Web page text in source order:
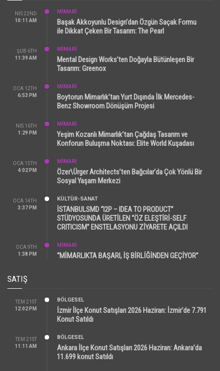
NIS 22ND
10:11 AM
MİMARİ
Başak Akkoyunlu Design’dan Özgün Saçak Formu
ile Dikkat Çeken Bir Tasarım: The Pearl
ŞUB 6TH
11:39 AM
MİMARİ
Mental Design Works’ten Doğayla Bütünleşen Bir
Tasarım: Greenox
OCA 12TH
6:53 PM
MİMARİ
Boytorun Mimarlık’tan Yurt Dışında İlk Mercedes-
Benz Showroom Dönüşüm Projesi
NIS 16TH
1:29 PM
MİMARİ
Yeşim Kozanlı Mimarlık’tan Çağdaş Tasarım ve
Konforun Buluşma Noktası: Elite World Kuşadası
OCA 15TH
4:02 PM
MİMARİ
Özer\Ürger Architects’ten Bağcılar’da Çok Yönlü Bir
Sosyal Yaşam Merkezi
OCA 14TH
3:37 PM
KÜLTÜR-SANAT
İSTANBULSMD “I2P – IDEA TO PRODUCT”
STÜDYOSUNDA ÜRETİLEN “ÖZ ELEŞTİRİ-SELF
CRITICISM” ENSTELASYONU ZİYARETE AÇILDI
OCA 9TH
1:38 PM
MİMARİ
“MİMARLIKTA BAŞARI, İŞ BİRLİĞİNDEN GEÇİYOR”
SATIŞ
TEM 21ST
12:02 PM
BÖLGESEL
İzmir İlçe Konut Satışları 2026 Haziran: İzmir’de 7.791
Konut Satıldı
TEM 21ST
11:11 AM
BÖLGESEL
Ankara İlçe Konut Satışları 2026 Haziran: Ankara’da
11.699 konut Satıldı